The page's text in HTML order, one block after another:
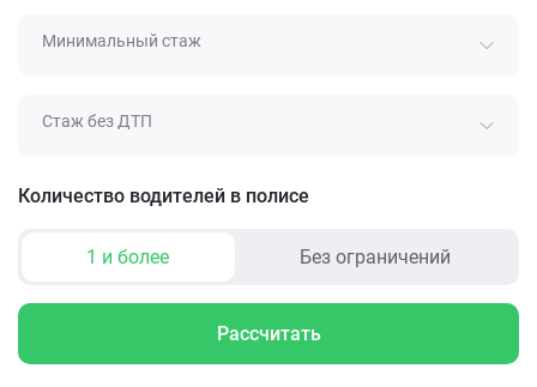
Минимальный стаж
Стаж без ДТП
Количество водителей в полисе
1 и более Без ограничений
Рассчитать